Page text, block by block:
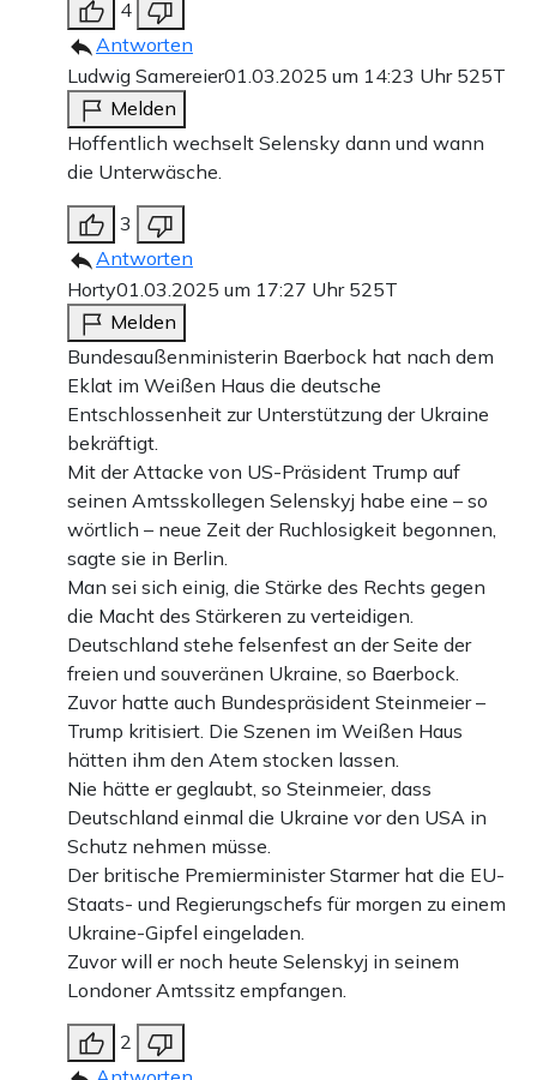
4
Antworten
Ludwig Samereier01.03.2025 um 14:23 Uhr 525T
Melden
Hoffentlich wechselt Selensky dann und wann
die Unterwäsche.
3
Antworten
Horty01.03.2025 um 17:27 Uhr 525T
Melden
Bundesaußenministerin Baerbock hat nach dem
Eklat im Weißen Haus die deutsche
Entschlossenheit zur Unterstützung der Ukraine
bekräftigt.
Mit der Attacke von US-Präsident Trump auf
seinen Amtsskollegen Selenskyj habe eine – so
wörtlich – neue Zeit der Ruchlosigkeit begonnen,
sagte sie in Berlin.
Man sei sich einig, die Stärke des Rechts gegen
die Macht des Stärkeren zu verteidigen.
Deutschland stehe felsenfest an der Seite der
freien und souveränen Ukraine, so Baerbock.
Zuvor hatte auch Bundespräsident Steinmeier –
Trump kritisiert. Die Szenen im Weißen Haus
hätten ihm den Atem stocken lassen.
Nie hätte er geglaubt, so Steinmeier, dass
Deutschland einmal die Ukraine vor den USA in
Schutz nehmen müsse.
Der britische Premierminister Starmer hat die EU-
Staats- und Regierungschefs für morgen zu einem
Ukraine-Gipfel eingeladen.
Zuvor will er noch heute Selenskyj in seinem
Londoner Amtssitz empfangen.
2